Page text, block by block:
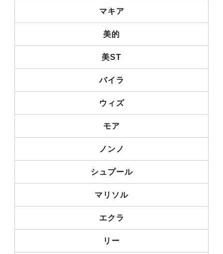
マキア
美的
美ST
バイラ
ウィズ
モア
ノンノ
シュプール
マリソル
エクラ
リー